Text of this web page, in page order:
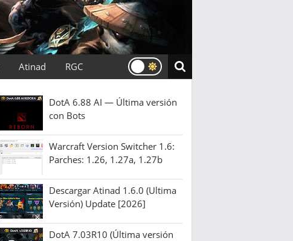
Atinad RGC
DotA 6.88 AI — Última versión
con Bots
Warcraft Version Switcher 1.6:
Parches: 1.26, 1.27a, 1.27b
Descargar Atinad 1.6.0 (Ultima
Versión) Update [2026]
DotA 7.03R10 (Última versión